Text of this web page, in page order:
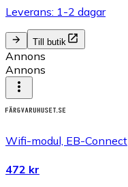
Leverans: 1-2 dagar
Till butik
Annons
Annons
Wifi-modul, EB-Connect
472 kr